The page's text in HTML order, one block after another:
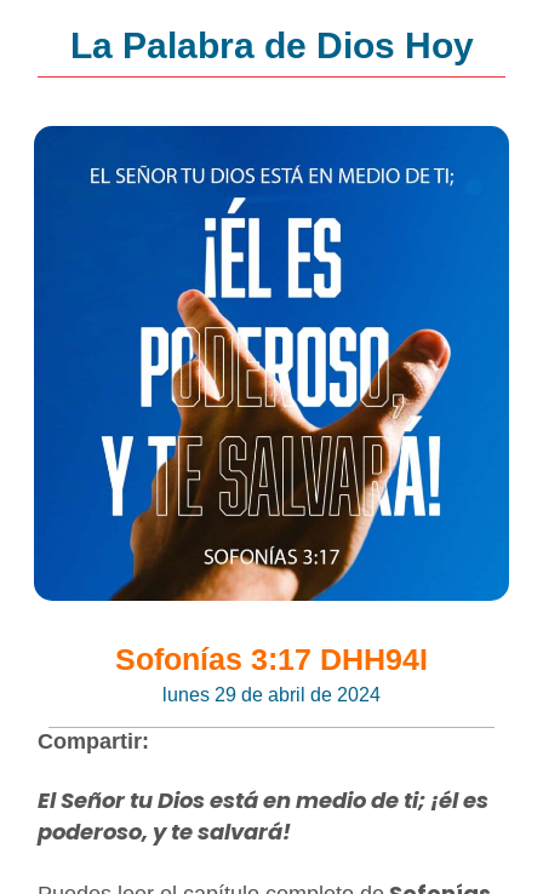
La Palabra de Dios Hoy
Sofonías 3:17 DHH94I
lunes 29 de abril de 2024
Compartir:
El Señor tu Dios está en medio de ti; ¡él es
poderoso, y te salvará!